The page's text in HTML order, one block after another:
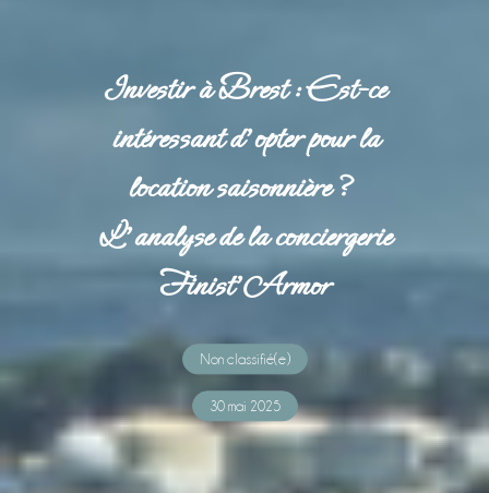
Investir à Brest : Est-ce
intéressant d’opter pour la
location saisonnière ?
L’analyse de la conciergerie
Finist’Armor
Non classifié(e)
30 mai 2025